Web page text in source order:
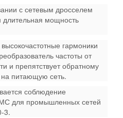
с сетевым дросселем
длительная мощность
гармоники
частоты от
и препятствует обратному
питающую сеть.
соблюдение
для промышленных сетей
3.